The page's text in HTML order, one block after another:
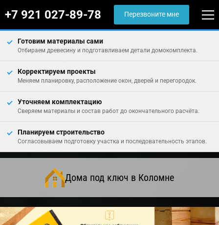
+7 921 027-89-78 Перезвоните мне
Готовим материалы сами
Отбираем древесину и подготавливаем детали домокомплекта.
Корректируем проекты
Меняем планировку, расположение окон, дверей и перегородок.
Уточняем комплектацию
Сверяем материалы и состав работ до окончательного расчёта.
Планируем строительство
Согласовываем подготовку участка и последовательность этапов.
Дома под ключ в Коломне